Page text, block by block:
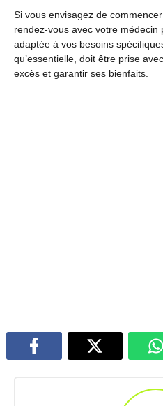
Si vous envisagez de
rendez-vous avec votre
adaptée à vos besoins
qu’essentielle, doit être prise
excès et garantir ses bienfaits.